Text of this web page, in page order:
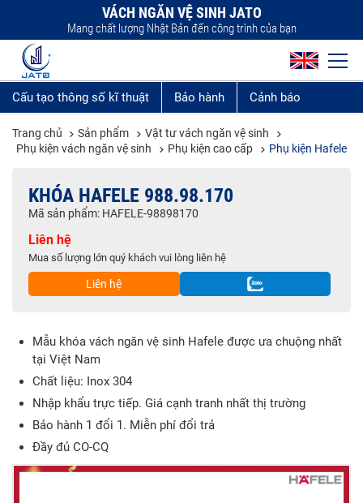
VÁCH NGĂN VỆ SINH JATO
Mang chất lượng Nhật Bản đến công trình của bạn
Cấu tạo thông số kĩ thuật Bảo hành Cảnh báo
Trang chủ Sản phẩm
Vật tư vách ngăn vệ sinh
Phụ kiện vách ngăn vệ sinh
Phụ kiện cao cấp Phụ kiện Hafele
KHÓA HAFELE 988.98.170
Mã sản phẩm: HAFELE-98898170
Liên hệ
Mua số lượng lớn quý khách vui lòng liên hệ
Liên hệ
Mẫu khóa vách ngăn vệ sinh Hafele được ưa chuộng nhất
tại Việt Nam
Chất liệu: Inox 304
Nhập khẩu trực tiếp. Giá cạnh tranh nhất thị trường
Bảo hành 1 đổi 1. Miễn phí đổi trả
Đầy đủ CO-CQ